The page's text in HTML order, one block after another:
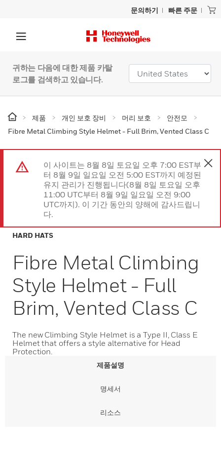
문의하기 빠른 주문
귀하는 다음에 대한 제품 카탈
로그를 검색하고 있습니다.
제품 개인 보호 장비 머리 보호
안전모
Fibre Metal Climbing Style Helmet - Full Brim, Vented Class C
이 사이트는 8월 8일 토요일 오후 7:00 EST부
터 8월 9일 일요일 오전 5:00 EST까지 예정된
유지 관리가 진행됩니다(8월 8일 토요일 오후
11:00 UTC부터 8월 9일 일요일 오전 9:00
UTC까지). 이 기간 동안의 양해에 감사드립니
다.
HARD HATS
Fibre Metal Climbing
Style Helmet - Full
Brim, Vented Class C
The new Climbing Style Helmet is a Type II, Class E
Helmet that offers a style alternative for Head
Protection.
제품설명
명세서
리소스